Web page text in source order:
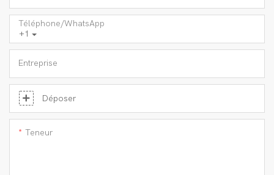
+1
Téléphone/WhatsApp
Entreprise
Déposer
Teneur